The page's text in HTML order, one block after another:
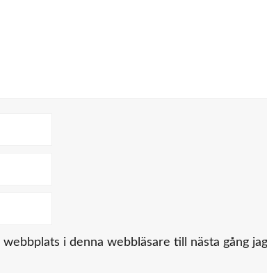
i denna webbläsare till nästa gång